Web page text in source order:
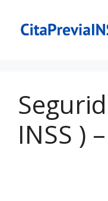
contenido
INSS )